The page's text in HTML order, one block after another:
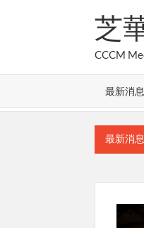
芝
CCCM
最新消息
最新消息
本